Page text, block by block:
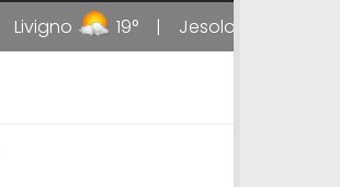
Livigno 19° Jesolo